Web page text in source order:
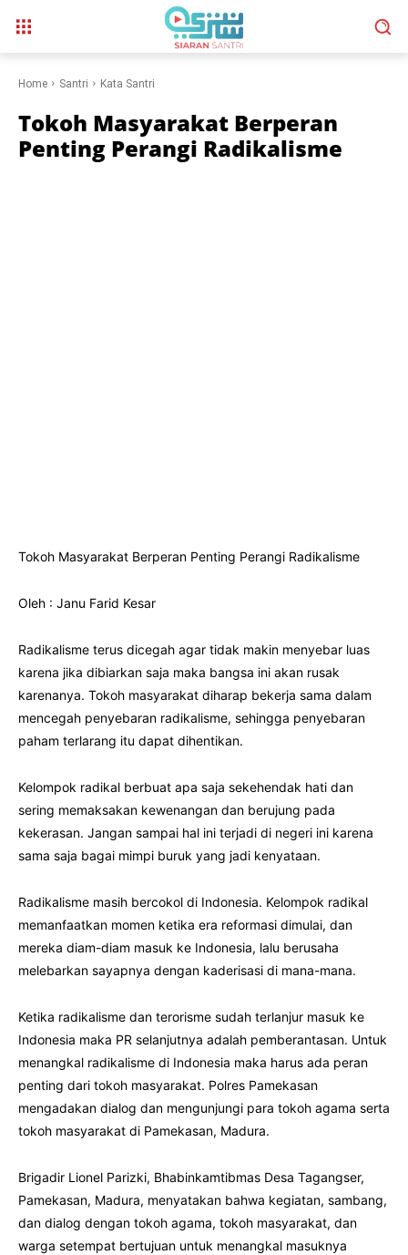
Home Santri Kata Santri
Tokoh Masyarakat Berperan
Penting Perangi Radikalisme
Tokoh Masyarakat Berperan Penting Perangi Radikalisme
Oleh : Janu Farid Kesar
Radikalisme terus dicegah agar tidak makin menyebar luas
karena jika dibiarkan saja maka bangsa ini akan rusak
karenanya. Tokoh masyarakat diharap bekerja sama dalam
mencegah penyebaran radikalisme, sehingga penyebaran
paham terlarang itu dapat dihentikan.
Kelompok radikal berbuat apa saja sekehendak hati dan
sering memaksakan kewenangan dan berujung pada
kekerasan. Jangan sampai hal ini terjadi di negeri ini karena
sama saja bagai mimpi buruk yang jadi kenyataan.
Radikalisme masih bercokol di Indonesia. Kelompok radikal
memanfaatkan momen ketika era reformasi dimulai, dan
mereka diam-diam masuk ke Indonesia, lalu berusaha
melebarkan sayapnya dengan kaderisasi di mana-mana.
Ketika radikalisme dan terorisme sudah terlanjur masuk ke
Indonesia maka PR selanjutnya adalah pemberantasan. Untuk
menangkal radikalisme di Indonesia maka harus ada peran
penting dari tokoh masyarakat. Polres Pamekasan
mengadakan dialog dan mengunjungi para tokoh agama serta
tokoh masyarakat di Pamekasan, Madura.
Brigadir Lionel Parizki, Bhabinkamtibmas Desa Tagangser,
Pamekasan, Madura, menyatakan bahwa kegiatan, sambang,
dan dialog dengan tokoh agama, tokoh masyarakat, dan
warga setempat bertujuan untuk menangkal masuknya